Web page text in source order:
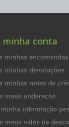
minha conta
minhas encomendas
minhas devoluções
minhas notas de
meus endereços
informação
meus vales de